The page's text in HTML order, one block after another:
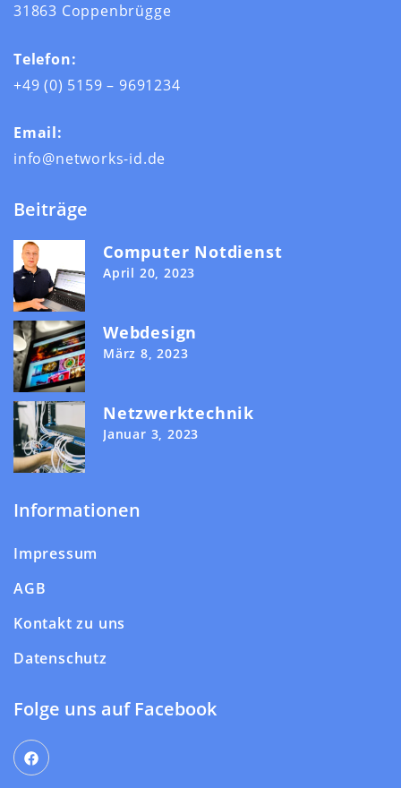
31863 Coppenbrügge
Telefon:
+49 (0) 5159 – 9691234
Email:
info@networks-id.de
Beiträge
Computer Notdienst
April 20, 2023
Webdesign
März 8, 2023
Netzwerktechnik
Januar 3, 2023
Informationen
Impressum
AGB
Kontakt zu uns
Datenschutz
Folge uns auf Facebook